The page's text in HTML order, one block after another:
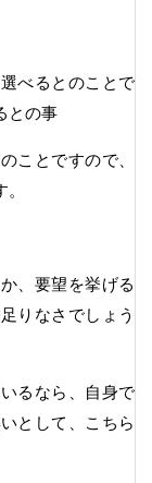
べるとのことで
との事
ことですので、
、要望を挙げる
りなさでしょう
るなら、自身で
として、こちら